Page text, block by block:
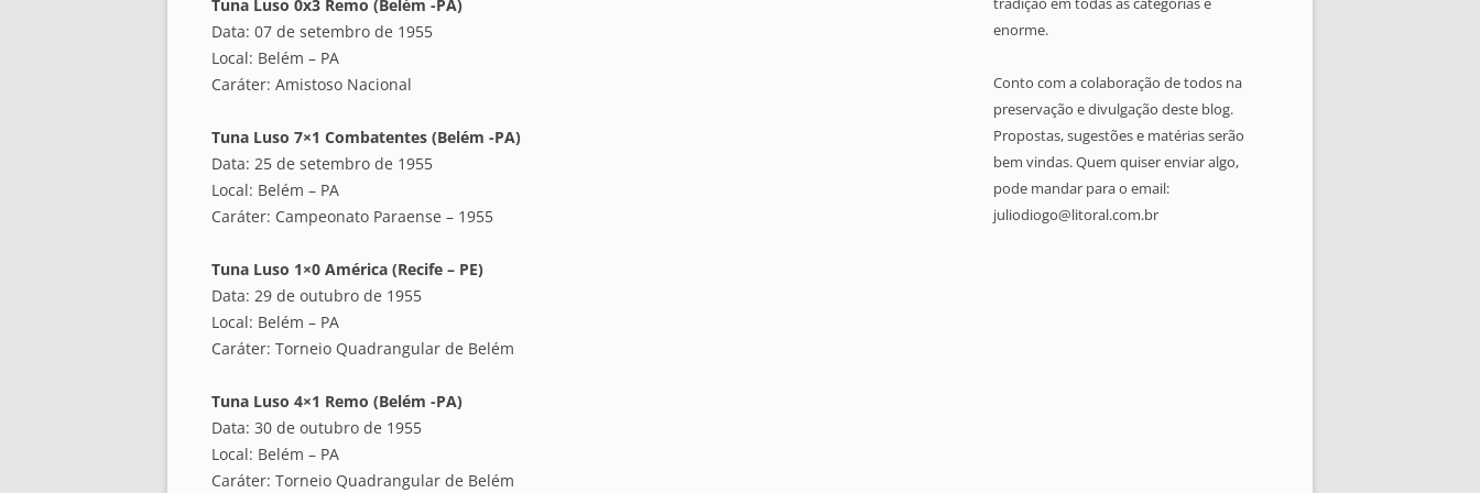
Tuna Luso 0x3 Remo (Belém -PA)
Data: 07 de setembro de 1955
Local: Belém – PA
Caráter: Amistoso Nacional
Tuna Luso 7×1 Combatentes (Belém -PA)
Data: 25 de setembro de 1955
Local: Belém – PA
Caráter: Campeonato Paraense – 1955
Tuna Luso 1×0 América (Recife – PE)
Data: 29 de outubro de 1955
Local: Belém – PA
Caráter: Torneio Quadrangular de Belém
Tuna Luso 4×1 Remo (Belém -PA)
Data: 30 de outubro de 1955
Local: Belém – PA
Caráter: Torneio Quadrangular de Belém
enorme.
Conto com a colaboração de todos na
preservação e divulgação deste blog.
Propostas, sugestões e matérias serão
bem vindas. Quem quiser enviar algo,
pode mandar para o email:
juliodiogo@litoral.com.br